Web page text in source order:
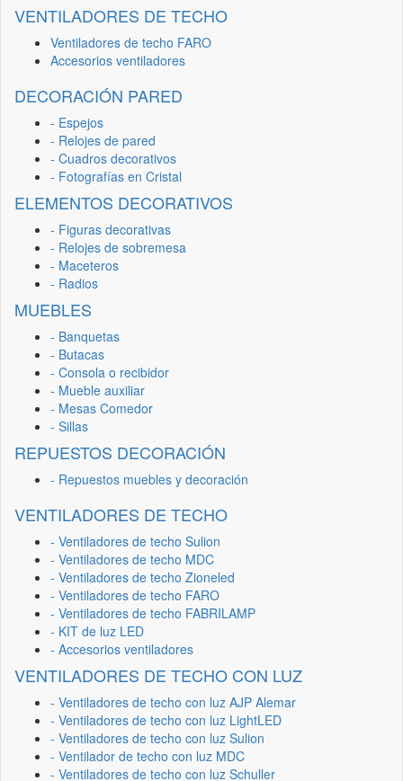
VENTILADORES DE TECHO
Ventiladores de techo FARO
Accesorios ventiladores
DECORACIÓN PARED
- Espejos
- Relojes de pared
- Cuadros decorativos
- Fotografías en Cristal
ELEMENTOS DECORATIVOS
- Figuras decorativas
- Relojes de sobremesa
- Maceteros
- Radios
MUEBLES
- Banquetas
- Butacas
- Consola o recibidor
- Mueble auxiliar
- Mesas Comedor
- Sillas
REPUESTOS DECORACIÓN
- Repuestos muebles y decoración
VENTILADORES DE TECHO
- Ventiladores de techo Sulion
- Ventiladores de techo MDC
- Ventiladores de techo Zioneled
- Ventiladores de techo FARO
- Ventiladores de techo FABRILAMP
- KIT de luz LED
- Accesorios ventiladores
VENTILADORES DE TECHO CON LUZ
- Ventiladores de techo con luz AJP Alemar
- Ventiladores de techo con luz LightLED
- Ventiladores de techo con luz Sulion
- Ventilador de techo con luz MDC
- Ventiladores de techo con luz Schuller